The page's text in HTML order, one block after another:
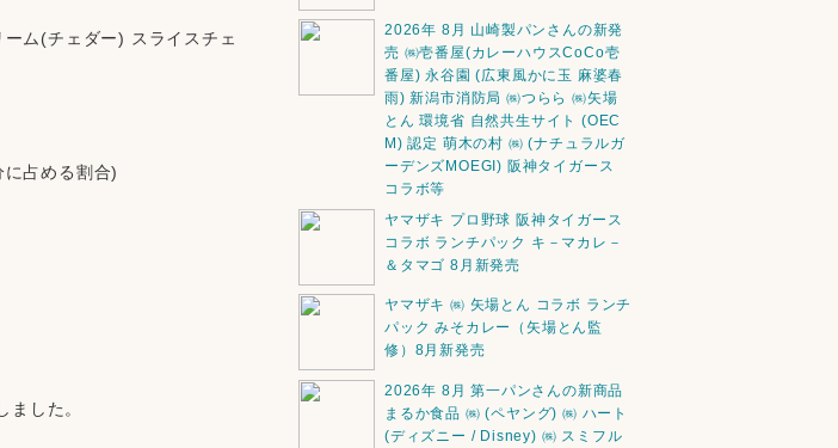
ム(チェダー) スライスチェ
占める割合)
した。
2026年 8月 山崎製パンさんの新発
売 ㈱壱番屋(カレーハウスCoCo壱
番屋) 永谷園 (広東風かに玉 麻婆春
雨) 新潟市消防局 ㈱つらら ㈱矢場
とん 環境省 自然共生サイト (OEC
M) 認定 萌木の村 ㈱ (ナチュラルガ
ーデンズMOEGI) 阪神タイガース
コラボ等
ヤマザキ プロ野球 阪神タイガース
コラボ ランチパック キ－マカレ－
＆タマゴ 8月新発売
ヤマザキ ㈱ 矢場とん コラボ ランチ
パック みそカレー（矢場とん監
修）8月新発売
2026年 8月 第一パンさんの新商品
まるか食品 ㈱ (ペヤング) ㈱ ハート
(ディズニー / Disney) ㈱ スミフル